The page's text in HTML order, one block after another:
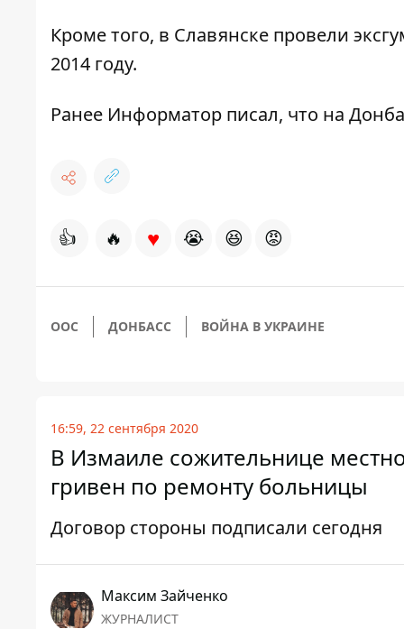
Кроме того, в Славянске провели
2014 году.
Ранее Информатор писал, что на
👍 🔥 ♥ 😭 😆 😡
ООС ДОНБАСС ВОЙНА В УКРАИНЕ
16:59, 22 сентября 2020
В Измаиле сожительнице
гривен по ремонту больницы
Договор стороны подписали сегодня
Максим Зайченко
ЖУРНАЛИСТ